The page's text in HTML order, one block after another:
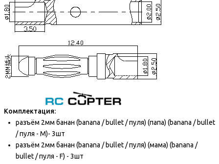
Комплектация:
разъём 2мм банан (banana / bullet / пуля) (папа) (banana / bullet
/ пуля - M)- 3шт
разъём 2мм банан (banana / bullet / пуля) (мама) (banana /
bullet / пуля - F) - 3шт